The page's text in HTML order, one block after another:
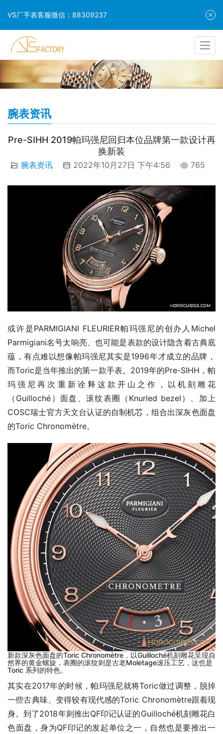
腕表资讯
Pre-SIHH 2019帕玛强尼回归本位品牌第一款设计再
换新装
腕表资讯 2022年10月27日 下午4:56 765
或许是PARMIGIANI FLEURIER帕玛强尼的创办人Michel
Parmigiani名号太响亮、也可能是表款的设计隐含着古典底
蕴，有点难以想像帕玛强尼其实是1996年才成立的品牌，
而Toric是当年推出的第一款手表。2019年的Pre-SIHH，帕
玛强尼再次重新诠释这款开山之作，以机刻雕花
（Guilloché）面盘、滚纹表圈（Knurled bezel）、加上
COSC瑞士官方天文台认证的自制机芯，组合出深灰色面盘
的Toric Chronomètre。
新款深灰色面盘的Toric Chronomètre，以Guilloché机刻雕花呈现自
然界的黄金螺旋，表圈的滚纹则是古老Moletage滚压工艺，这也是
Toric 系列的特色。
其实在2017年的时候，帕玛强尼就将Toric做过调整，脱掉
一些古典味、变得较有现代感的Toric Chronomètre跟着现
身。到了2018年则推出QF印记认证的Guilloché机刻雕花白
色面盘，身为QF印记的发起单位之一，自然也是要推出一
VS厂手表客服微信：88309237